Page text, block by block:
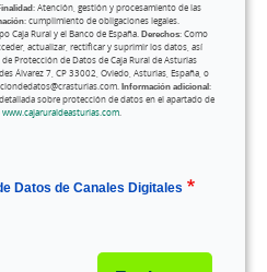
: Atención, gestión y procesamiento de las
: cumplimiento de obligaciones legales.
Caja Rural y el Banco de España. Derechos: Como
actualizar, rectificar y suprimir los datos, así
Protección de Datos de Caja Rural de Asturias
Álvarez 7, CP 33002, Oviedo, Asturias, España, o
Información adicional:
sobre protección de datos en el apartado de
www.cajaruraldeasturias.com
Datos de Canales Digitales